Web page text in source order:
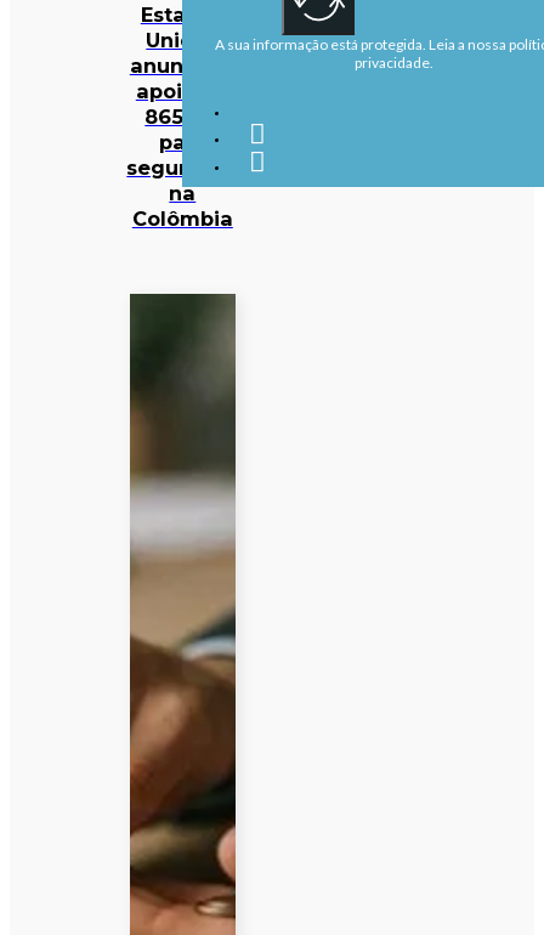
Estados
Unidos
anunciam
apoio de
865 ME
para
segurança
na
Colômbia
A sua informação está protegida. Leia a nossa
privacidade.